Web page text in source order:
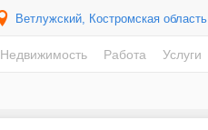
Ветлужский, Костромская область
Недвижимость Работа Услуги